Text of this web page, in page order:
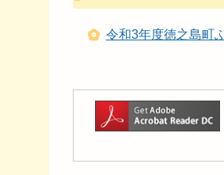
令和3年度徳之島町